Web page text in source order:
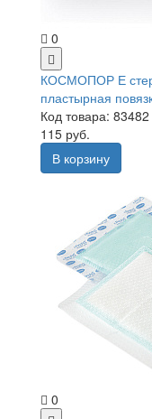
0
КОСМОПОР Е
пластырная
Код товара: 83482
115 руб.
В корзину
0